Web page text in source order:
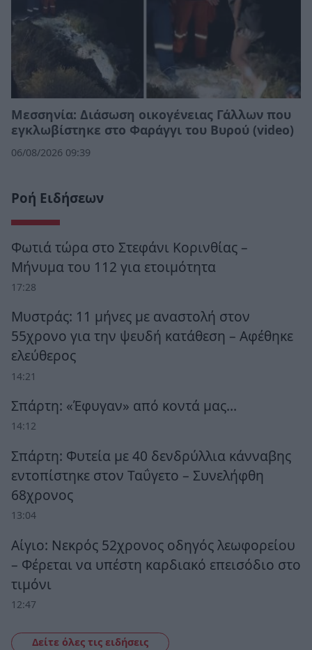
Μεσσηνία: Διάσωση οικογένειας Γάλλων που
εγκλωβίστηκε στο Φαράγγι του Βυρού (video)
06/08/2026 09:39
Ροή Ειδήσεων
Φωτιά τώρα στο Στεφάνι Κορινθίας –
Μήνυμα του 112 για ετοιμότητα
17:28
Μυστράς: 11 μήνες με αναστολή στον
55χρονο για την ψευδή κατάθεση – Αφέθηκε
ελεύθερος
14:21
Σπάρτη: «Έφυγαν» από κοντά μας…
14:12
Σπάρτη: Φυτεία με 40 δενδρύλλια κάνναβης
εντοπίστηκε στον Ταΰγετο – Συνελήφθη
68χρονος
13:04
Αίγιο: Νεκρός 52χρονος οδηγός λεωφορείου
– Φέρεται να υπέστη καρδιακό επεισόδιο στο
τιμόνι
12:47
Δείτε όλες τις ειδήσεις